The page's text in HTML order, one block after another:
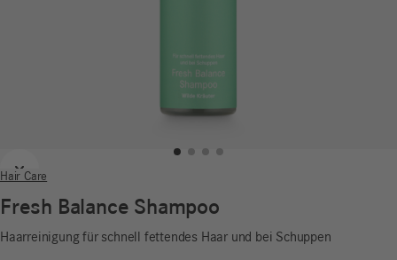
Zurück
Weiter
Hair Care
Fresh Balance Shampoo
Haarreinigung für schnell fettendes Haar und bei Schuppen